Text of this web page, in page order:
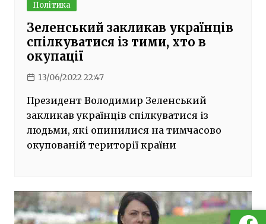
Політика
Зеленський закликав українців
спілкуватися із тими, хто в
окупації
13/06/2022 22:47
Президент Володимир Зеленський
закликав українців спілкуватися із
людьми, які опинилися на тимчасово
окупованій території країни